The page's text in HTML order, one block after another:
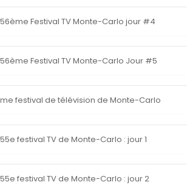
56ème Festival TV Monte-Carlo jour #4
56ème Festival TV Monte-Carlo Jour #5
festival de télévision de Monte-Carlo
55e festival TV de Monte-Carlo : jour 1
55e festival TV de Monte-Carlo : jour 2